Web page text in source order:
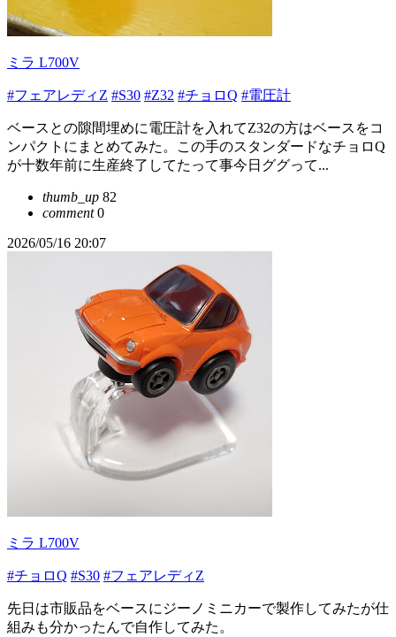
ミラ L700V
#フェアレディZ #S30 #Z32 #チョロQ #電圧計
ベースとの隙間埋めに電圧計を入れてZ32の方はベースをコ
ンパクトにまとめてみた。この手のスタンダードなチョロQ
が十数年前に生産終了してたって事今日ググって...
thumb_up 82
comment0
2026/05/16 20:07
ミラ L700V
#チョロQ #S30 #フェアレディZ
先日は市販品をベースにジーノミニカーで製作してみたが仕
組みも分かったんで自作してみた。